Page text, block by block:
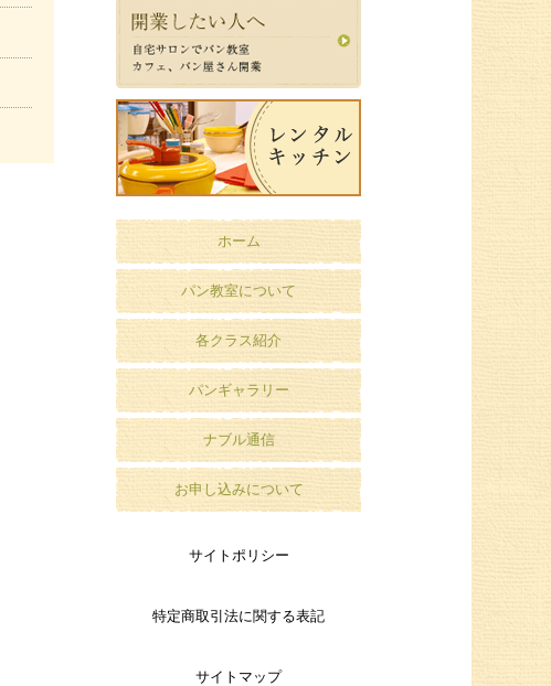
ホーム
パン教室について
各クラス紹介
パンギャラリー
ナブル通信
お申し込みについて
サイトポリシー
特定商取引法に関する表記
サイトマップ